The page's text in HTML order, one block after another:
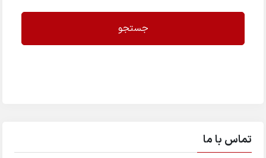
جستجو
تماس با ما